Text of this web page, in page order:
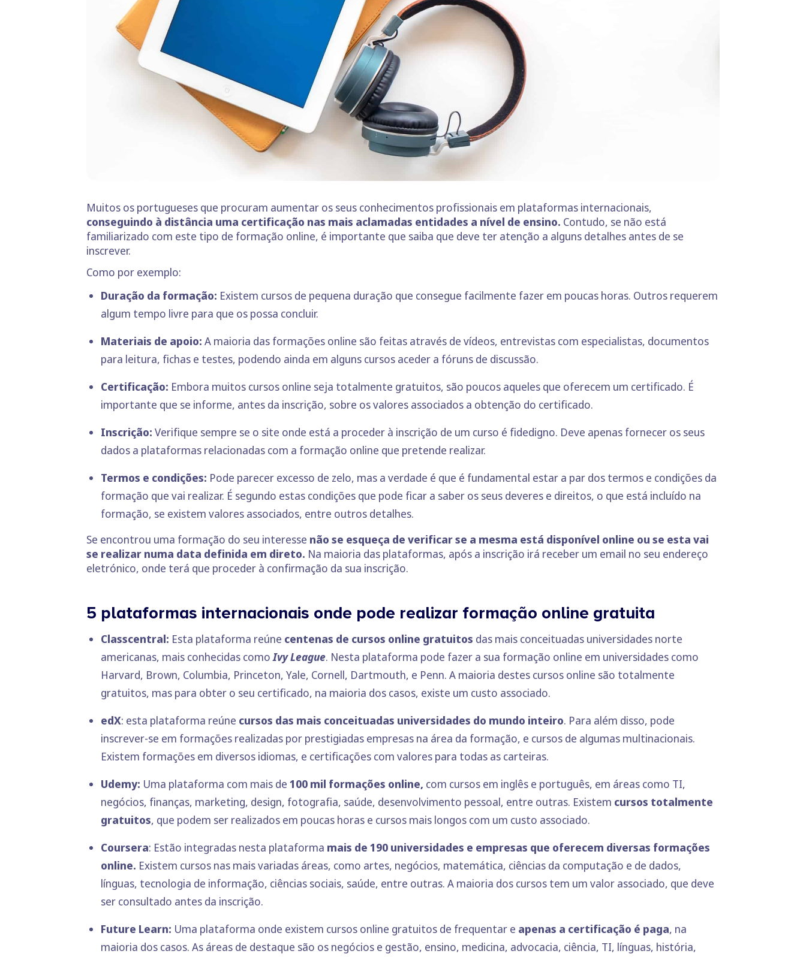
Muitos os portugueses que procuram aumentar os seus conhecimentos profissionais em plataformas internacionais,
conseguindo à distância uma certificação nas mais aclamadas entidades a nível de ensino. Contudo, se não está
familiarizado com este tipo de formação online, é importante que saiba que deve ter atenção a alguns detalhes antes de se
inscrever.
Como por exemplo:
Duração da formação: Existem cursos de pequena duração que consegue facilmente fazer em poucas horas. Outros requerem
algum tempo livre para que os possa concluir.
Materiais de apoio: A maioria das formações online são feitas através de vídeos, entrevistas com especialistas, documentos
para leitura, fichas e testes, podendo ainda em alguns cursos aceder a fóruns de discussão.
Certificação: Embora muitos cursos online seja totalmente gratuitos, são poucos aqueles que oferecem um certificado. É
importante que se informe, antes da inscrição, sobre os valores associados a obtenção do certificado.
Inscrição: Verifique sempre se o site onde está a proceder à inscrição de um curso é fidedigno. Deve apenas fornecer os seus
dados a plataformas relacionadas com a formação online que pretende realizar.
Termos e condições: Pode parecer excesso de zelo, mas a verdade é que é fundamental estar a par dos termos e condições da
formação que vai realizar. É segundo estas condições que pode ficar a saber os seus deveres e direitos, o que está incluído na
formação, se existem valores associados, entre outros detalhes.
Se encontrou uma formação do seu interesse não se esqueça de verificar se a mesma está disponível online ou se esta vai
se realizar numa data definida em direto. Na maioria das plataformas, após a inscrição irá receber um email no seu endereço
eletrónico, onde terá que proceder à confirmação da sua inscrição.
5 plataformas internacionais onde pode realizar formação online gratuita
Classcentral: Esta plataforma reúne centenas de cursos online gratuitos das mais conceituadas universidades norte
americanas, mais conhecidas como Ivy League. Nesta plataforma pode fazer a sua formação online em universidades como
Harvard, Brown, Columbia, Princeton, Yale, Cornell, Dartmouth, e Penn. A maioria destes cursos online são totalmente
gratuitos, mas para obter o seu certificado, na maioria dos casos, existe um custo associado.
edX: esta plataforma reúne cursos das mais conceituadas universidades do mundo inteiro. Para além disso, pode
inscrever-se em formações realizadas por prestigiadas empresas na área da formação, e cursos de algumas multinacionais.
Existem formações em diversos idiomas, e certificações com valores para todas as carteiras.
Udemy: Uma plataforma com mais de 100 mil formações online, com cursos em inglês e português, em áreas como TI,
negócios, finanças, marketing, design, fotografia, saúde, desenvolvimento pessoal, entre outras. Existem cursos totalmente
gratuitos, que podem ser realizados em poucas horas e cursos mais longos com um custo associado.
Coursera: Estão integradas nesta plataforma mais de 190 universidades e empresas que oferecem diversas formações
online. Existem cursos nas mais variadas áreas, como artes, negócios, matemática, ciências da computação e de dados,
línguas, tecnologia de informação, ciências sociais, saúde, entre outras. A maioria dos cursos tem um valor associado, que deve
ser consultado antes da inscrição.
Future Learn: Uma plataforma onde existem cursos online gratuitos de frequentar e apenas a certificação é paga, na
maioria dos casos. As áreas de destaque são os negócios e gestão, ensino, medicina, advocacia, ciência, TI, línguas, história,